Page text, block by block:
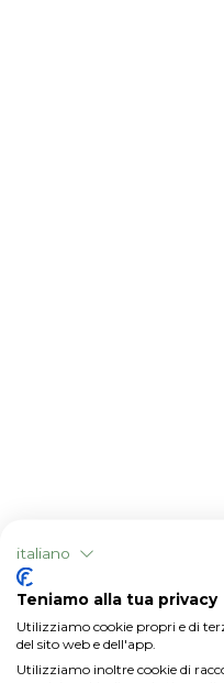
italiano
Teniamo alla tua privacy
Utilizziamo cookie propri e di
del sito web e dell'app.
Utilizziamo inoltre cookie di